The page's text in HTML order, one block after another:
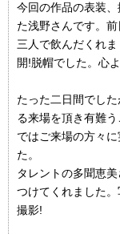
今回の作品の表装
た浅野さんです。
三人で飲んだくれ
開!脱帽でした。心
たった二日間でし
る来場を頂き有難
ではご来場の方々
た。
タレントの多聞恵
つけてくれました
撮影!